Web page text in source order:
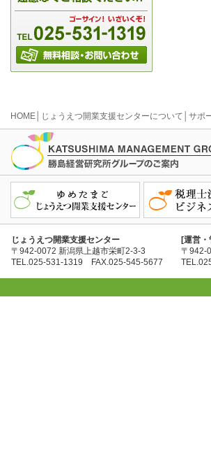
HOME じょうえつ開業支援センターについて サポ
じょうえつ開業支援センター
〒942-0072 新潟県上越市栄町2-3-3
TEL.025-531-1319 FAX.025-545-5677
[運営
〒942-